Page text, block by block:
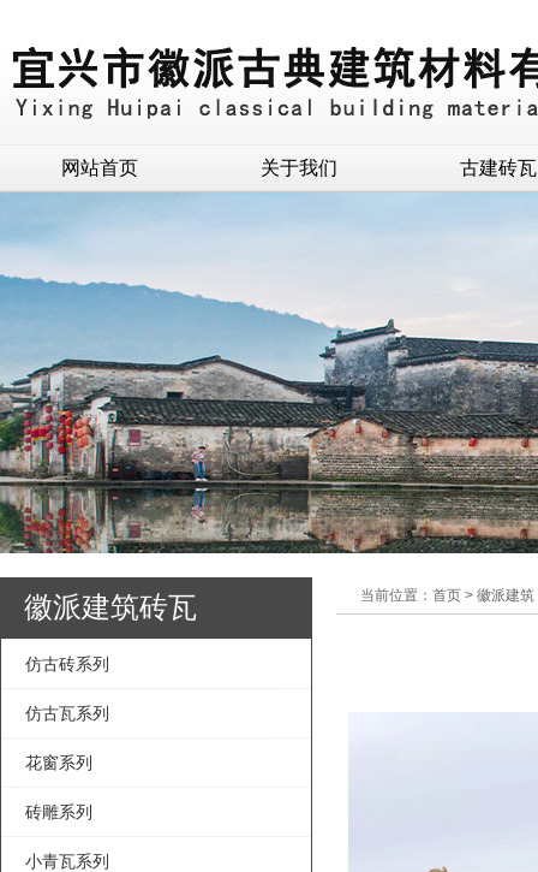
网站首页 关于我们 古建砖瓦
徽派建筑砖瓦
仿古砖系列
仿古瓦系列
花窗系列
砖雕系列
小青瓦系列
当前位置：首页 > 徽派建筑